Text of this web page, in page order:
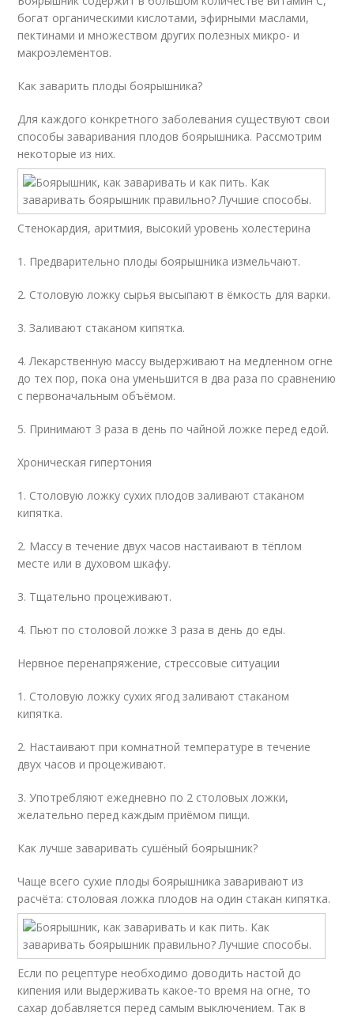
богат органическими кислотами, эфирными маслами,
пектинами и множеством других полезных микро- и
макроэлементов.
Как заварить плоды боярышника?
Для каждого конкретного заболевания существуют свои
способы заваривания плодов боярышника. Рассмотрим
некоторые из них.
Стенокардия, аритмия, высокий уровень холестерина
1. Предварительно плоды боярышника измельчают.
2. Столовую ложку сырья высыпают в ёмкость для варки.
3. Заливают стаканом кипятка.
4. Лекарственную массу выдерживают на медленном огне
до тех пор, пока она уменьшится в два раза по сравнению
с первоначальным объёмом.
5. Принимают 3 раза в день по чайной ложке перед едой.
Хроническая гипертония
1. Столовую ложку сухих плодов заливают стаканом
кипятка.
2. Массу в течение двух часов настаивают в тёплом
месте или в духовом шкафу.
3. Тщательно процеживают.
4. Пьют по столовой ложке 3 раза в день до еды.
Нервное перенапряжение, стрессовые ситуации
1. Столовую ложку сухих ягод заливают стаканом
кипятка.
2. Настаивают при комнатной температуре в течение
двух часов и процеживают.
3. Употребляют ежедневно по 2 столовых ложки,
желательно перед каждым приёмом пищи.
Как лучше заваривать сушёный боярышник?
Чаще всего сухие плоды боярышника заваривают из
расчёта: столовая ложка плодов на один стакан кипятка.
Если по рецептуре необходимо доводить настой до
кипения или выдерживать какое-то время на огне, то
сахар добавляется перед самым выключением. Так в